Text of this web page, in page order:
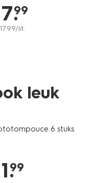
.
99
17.99/st.
leuk
6 stuks
.
99